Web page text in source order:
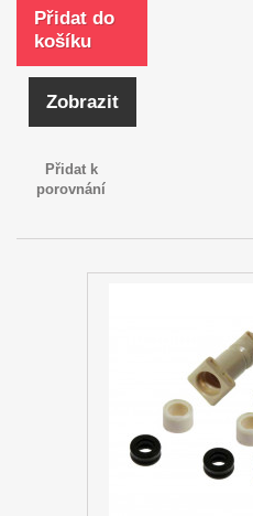
Přidat do
košíku
Zobrazit
Přidat k
porovnání